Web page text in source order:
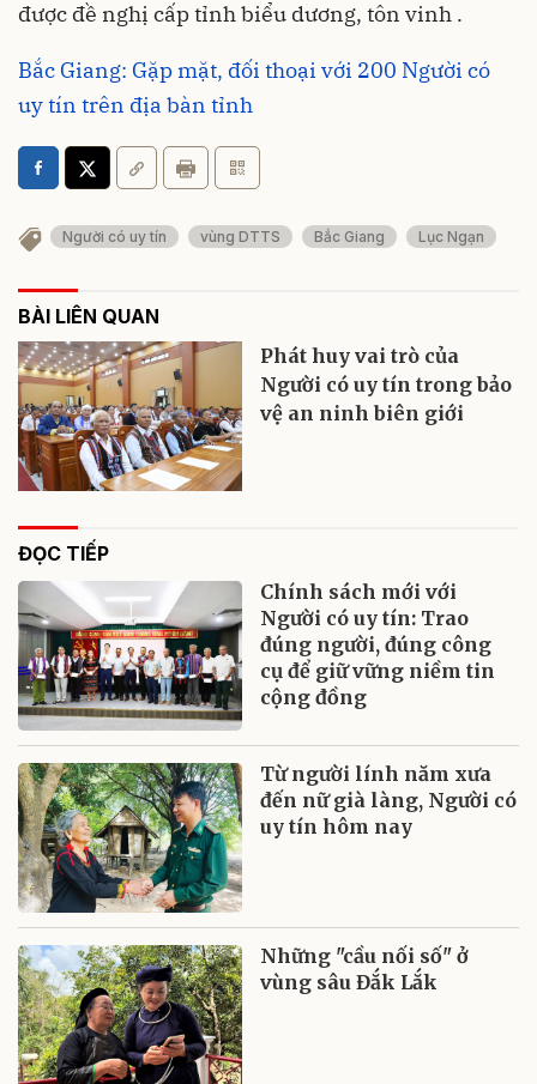
được đề nghị cấp tỉnh biểu dương, tôn vinh .
Bắc Giang: Gặp mặt, đối thoại với 200 Người có
uy tín trên địa bàn tỉnh
Người có uy tín vùng DTTS Bắc Giang Lục Ngạn
BÀI LIÊN QUAN
Phát huy vai trò của
Người có uy tín trong bảo
vệ an ninh biên giới
ĐỌC TIẾP
Chính sách mới với
Người có uy tín: Trao
đúng người, đúng công
cụ để giữ vững niềm tin
cộng đồng
Từ người lính năm xưa
đến nữ già làng, Người có
uy tín hôm nay
Những "cầu nối số" ở
vùng sâu Đắk Lắk